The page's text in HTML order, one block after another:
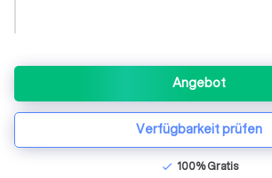
Angebot
Verfügbarkeit prüfen
check 100% Gratis